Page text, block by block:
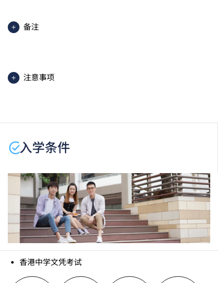
备注
数。分数只供参考。（分数对应为：5**=7分；5*=6
分；5=5分；4=4分；3=3分；2=2分；1=1分）
注意事项
学生或须于其他VTC院校上课。VTC可因应情况取消任
分校／上课地点。
入学条件
香港中学文凭考试